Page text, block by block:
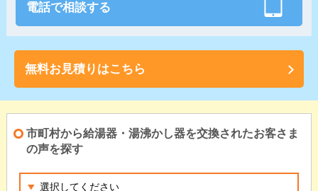
電話で相談する
無料お見積りはこちら
市町村から給湯器・湯沸かし器を交換されたお客さま
の声を探す